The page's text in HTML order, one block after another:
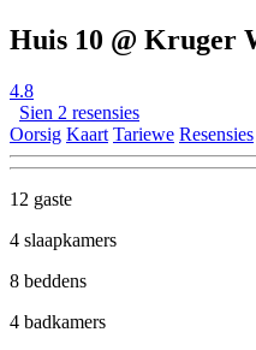
Huis 10 @ Kruger
4.8
Sien 2 resensies
Oorsig Kaart Tariewe Resensies
12 gaste
4 slaapkamers
8 beddens
4 badkamers